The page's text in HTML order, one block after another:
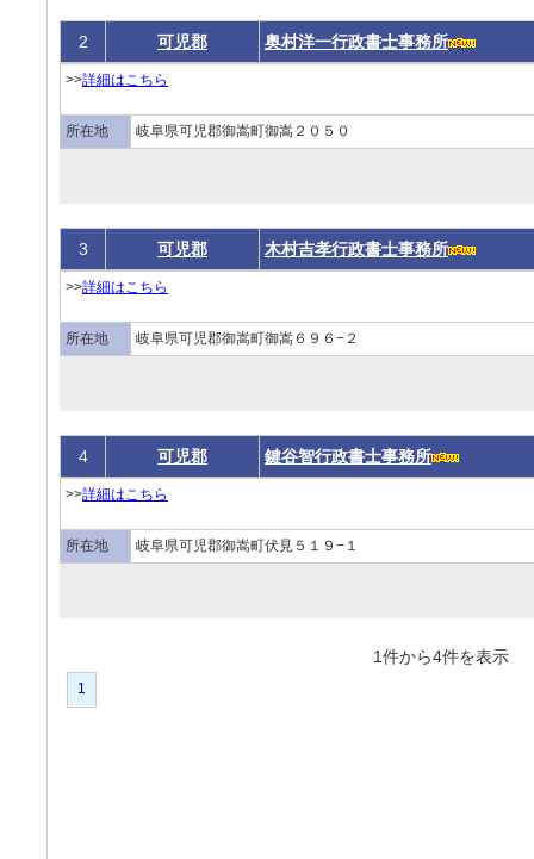
2 可児郡 奥村洋一行政書士事務所
>>詳細はこちら
所在地 岐阜県可児郡御嵩町御嵩２０５０
3 可児郡 木村吉孝行政書士事務所
>>詳細はこちら
所在地 岐阜県可児郡御嵩町御嵩６９６−２
4 可児郡 鍵谷智行政書士事務所
>>詳細はこちら
所在地 岐阜県可児郡御嵩町伏見５１９−１
1件から4件を表
1